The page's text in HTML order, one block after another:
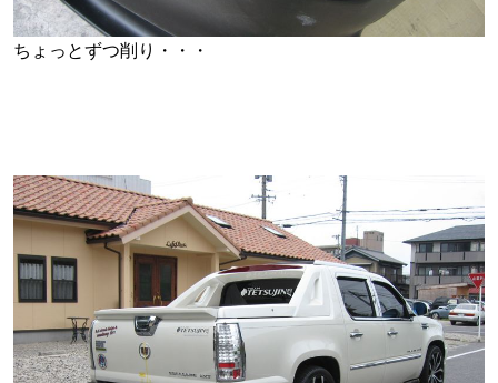
ちょっとずつ削り・・・